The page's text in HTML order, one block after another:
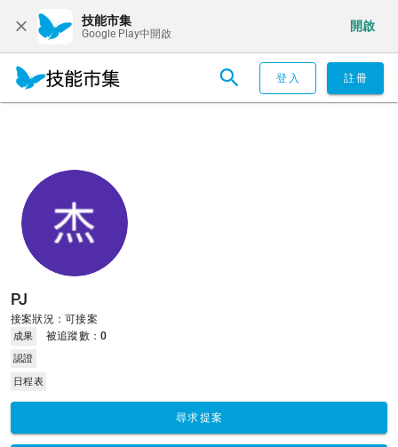
技能市集
Google Play中開啟
開啟
登入 註冊
PJ
接案狀況：可接案
成果 被追蹤數：0
認證
日程表
尋求提案